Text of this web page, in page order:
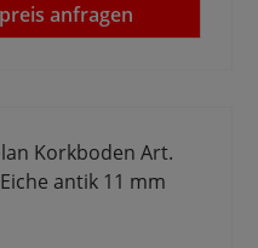
anfragen